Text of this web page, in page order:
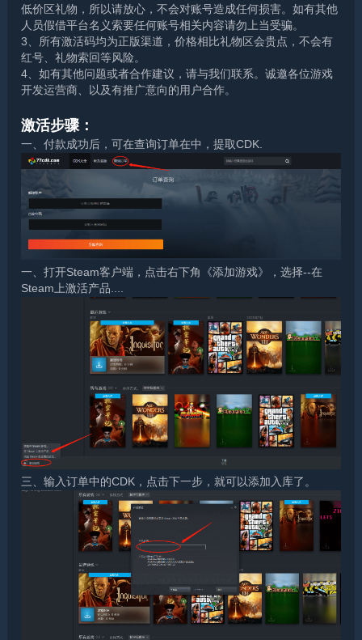
低价区礼物，所以请放心，不会对账号造成任何损害。如有其他
人员假借平台名义索要任何账号相关内容请勿上当受骗。
3、所有激活码均为正版渠道，价格相比礼物区会贵点，不会有
红号、礼物索回等风险。
4、如有其他问题或者合作建议，请与我们联系。诚邀各位游戏
开发运营商、以及有推广意向的用户合作。
激活步骤：
一、付款成功后，可在查询订单在中，提取CDK.
一、打开Steam客户端，点击右下角《添加游戏》，选择--在
Steam上激活产品....
三、输入订单中的CDK，点击下一步，就可以添加入库了。